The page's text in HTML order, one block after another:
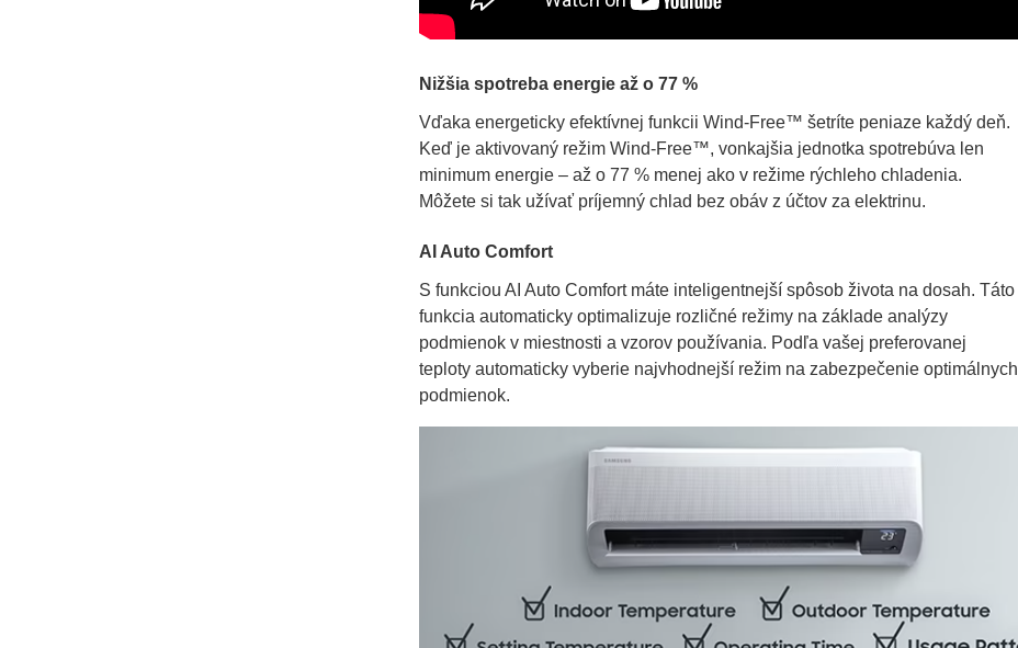
Nižšia spotreba energie až o 77 %
Vďaka energeticky efektívnej funkcii Wind-Free™ šetríte peniaze každý deň.
Keď je aktivovaný režim Wind-Free™, vonkajšia jednotka spotrebúva len
minimum energie – až o 77 % menej ako v režime rýchleho chladenia.
Môžete si tak užívať príjemný chlad bez obáv z účtov za elektrinu.
AI Auto Comfort
S funkciou AI Auto Comfort máte inteligentnejší spôsob života na dosah. Táto
funkcia automaticky optimalizuje rozličné režimy na základe analýzy
podmienok v miestnosti a vzorov používania. Podľa vašej preferovanej
teploty automaticky vyberie najvhodnejší režim na zabezpečenie optimálnych
podmienok.